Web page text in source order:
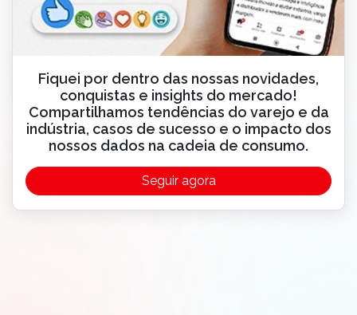
Fiquei por dentro das nossas novidades,
conquistas e insights do mercado!
Compartilhamos tendências do varejo e da
indústria, casos de sucesso e o impacto dos
nossos dados na cadeia de consumo.
Seguir agora